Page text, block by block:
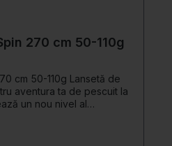
270 cm 50-110g
cm 50-110g Lansetă de
aventura ta de pescuit la
un nou nivel al